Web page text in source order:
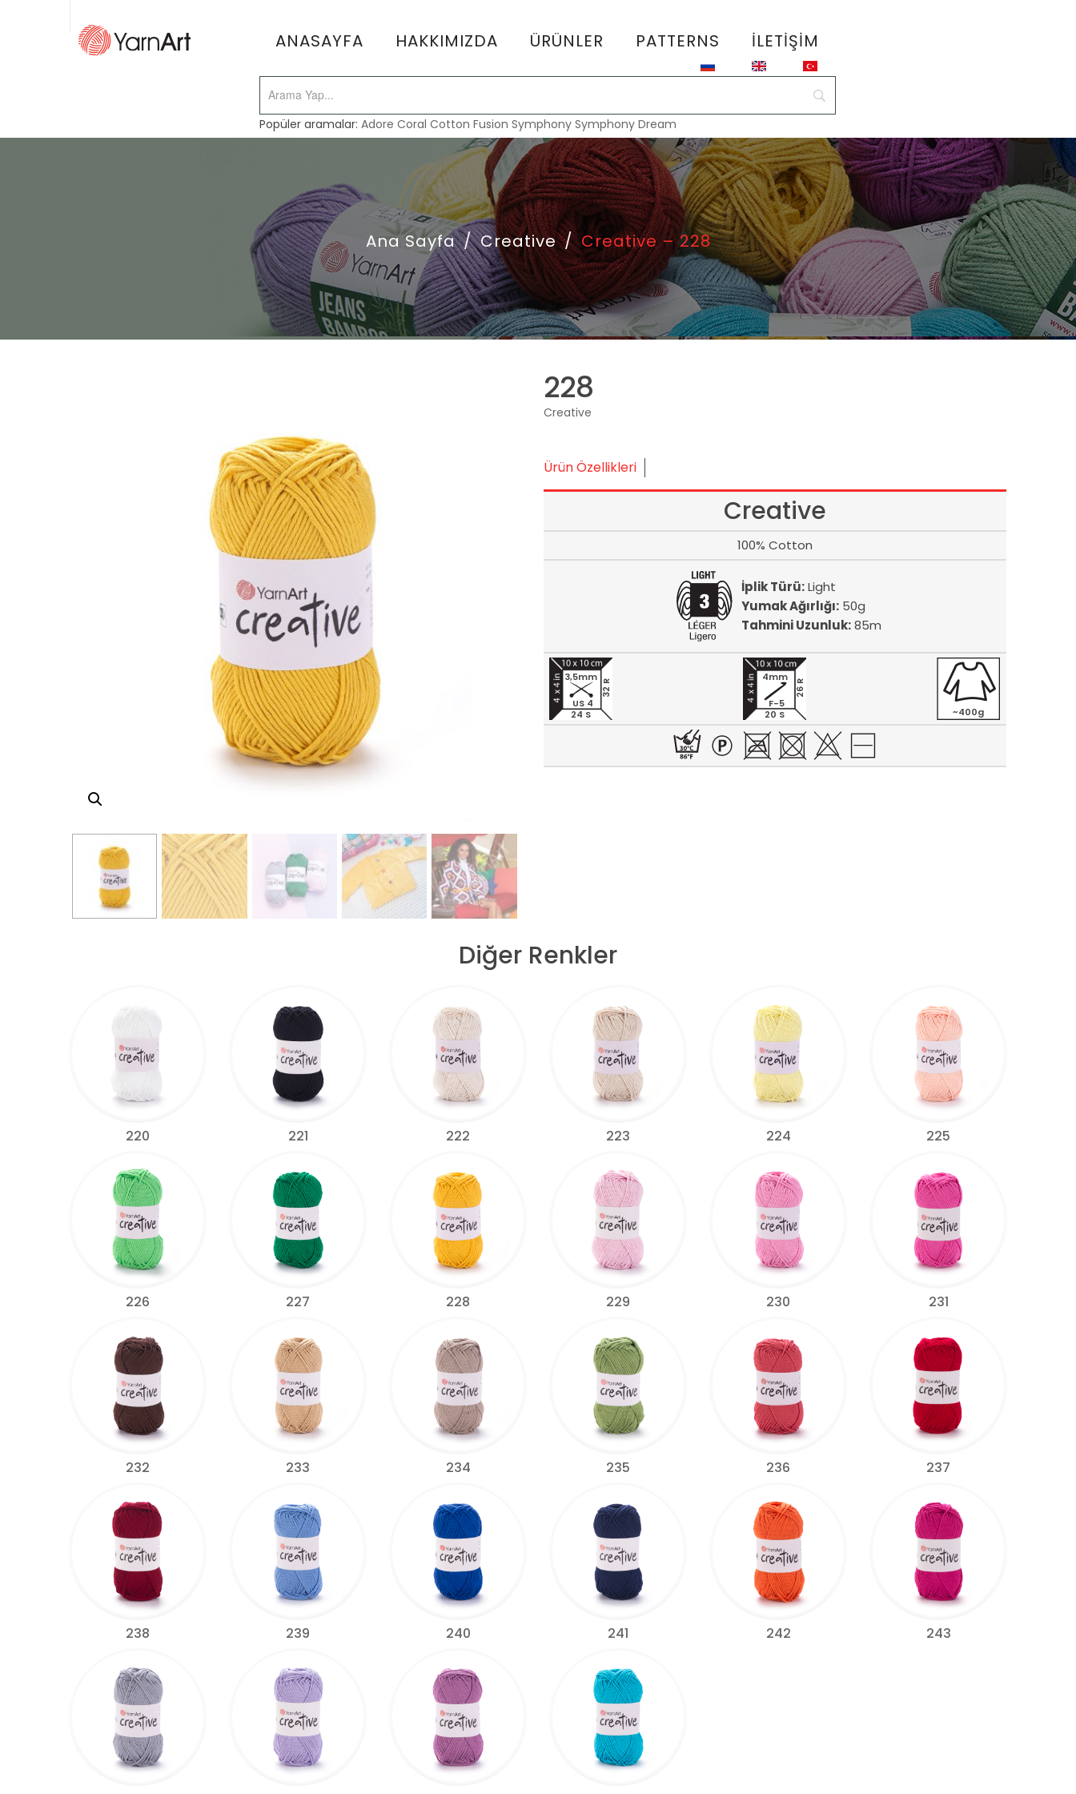
ANASAYFA HAKKIMIZDA ÜRÜNLER PATTERNS İLETIŞIM
Popüler aramalar:Adore Coral Cotton Fusion Symphony Symphony Dream
Ana Sayfa / Creative / Creative – 228
228
Creative
Ürün Özellikleri
Creative
100% Cotton
İplik Türü:Light
Yumak Ağırlığı: 50g
Tahmini Uzunluk:85m
24 S
32 R
3,5mm
US 4
20 S
26 R
4mm
F-5
~400g
Diğer Renkler
220 221 222 223 224 225
226 227 228 229 230 231
232 233 234 235 236 237
238 239 240 241 242 243